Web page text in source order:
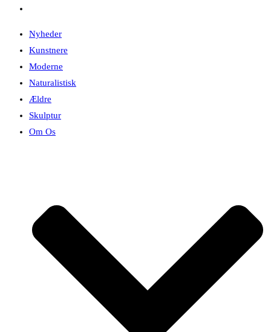
Nyheder
Kunstnere
Moderne
Naturalistisk
Ældre
Skulptur
Om Os